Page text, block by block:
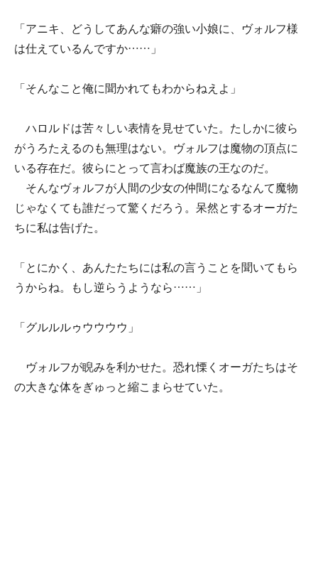
「アニキ、どうしてあんな癖の強い小娘に、ヴォルフ様
は仕えているんですか……」
「そんなこと俺に聞かれてもわからねえよ」
ハロルドは苦々しい表情を見せていた。たしかに彼ら
がうろたえるのも無理はない。ヴォルフは魔物の頂点に
いる存在だ。彼らにとって言わば魔族の王なのだ。
そんなヴォルフが人間の少女の仲間になるなんて魔物
じゃなくても誰だって驚くだろう。呆然とするオーガた
ちに私は告げた。
「とにかく、あんたたちには私の言うことを聞いてもら
うからね。もし逆らうようなら……」
「グルルルゥウウウウ」
ヴォルフが睨みを利かせた。恐れ慄くオーガたちはそ
の大きな体をぎゅっと縮こまらせていた。